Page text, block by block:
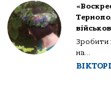
Зробити
на...